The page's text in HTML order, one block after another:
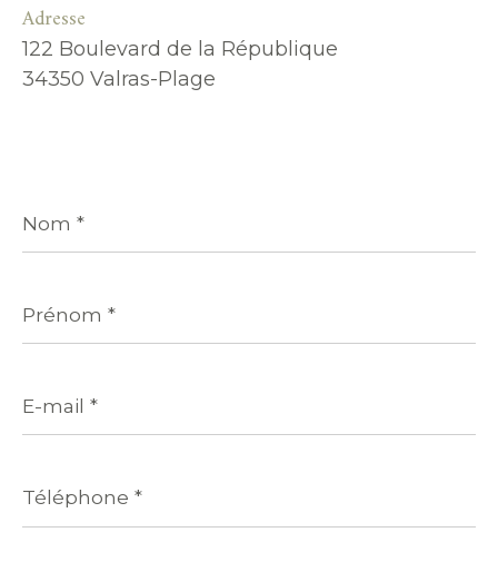
Adresse
122 Boulevard de la République
34350 Valras-Plage
*
*
mail
*
*